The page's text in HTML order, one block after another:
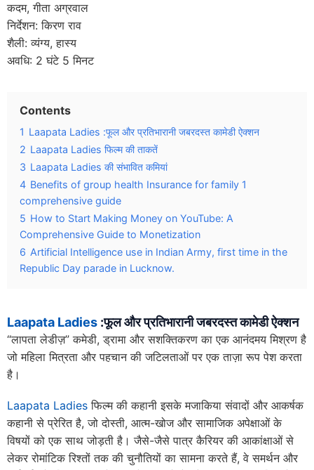
कदम, गीता अग्रवाल
निर्देशन: किरण राव
शैली: व्यंग्य, हास्य
अवधि: 2 घंटे 5 मिनट
Contents
1 Laapata Ladies :फूल और प्रतिभारानी जबरदस्त कामेडी ऐक्शन
2 Laapata Ladies फिल्म की ताकतें
3 Laapata Ladies की संभावित कमियां
4 Benefits of group health Insurance for family 1
comprehensive guide
5 How to Start Making Money on YouTube: A
Comprehensive Guide to Monetization
6 Artificial Intelligence use in Indian Army, first time in the
Republic Day parade in Lucknow.
Laapata Ladies :फूल और प्रतिभारानी जबरदस्त कामेडी ऐक्शन
“लापता लेडीज़” कमेडी, ड्रामा और सशक्तिकरण का एक आनंदमय मिश्रण है
जो महिला मित्रता और पहचान की जटिलताओं पर एक ताज़ा रूप पेश करता
है।
Laapata Ladiesफिल्म की कहानी इसके मजाकिया संवादों और आकर्षक
कहानी से प्रेरित है, जो दोस्ती, आत्म-खोज और सामाजिक अपेक्षाओं के
विषयों को एक साथ जोड़ती है। जैसे-जैसे पात्र कैरियर की आकांक्षाओं से
लेकर रोमांटिक रिश्तों तक की चुनौतियों का सामना करते हैं, वे समर्थन और